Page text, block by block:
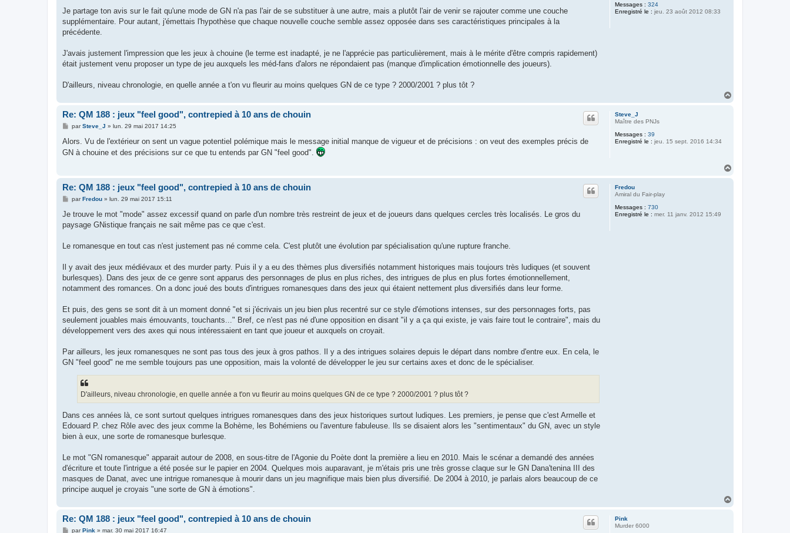
Messages : 324
Enregistré le : jeu. 23 août 2012 08:33
s
a
g
Je partage ton avis sur le fait qu'une mode de GN n'a pas l'air de se substituer à une autre, mais a plutôt l'air de venir se rajouter comme une couche
supplémentaire. Pour autant, j'émettais l'hypothèse que chaque nouvelle couche semble assez opposée dans ses caractéristiques principales à la
précédente.
J'avais justement l'impression que les jeux à chouine (le terme est inadapté, je ne l'apprécie pas particulièrement, mais à le mérite d'être compris rapidement)
était justement venu proposer un type de jeu auxquels les méd-fans d'alors ne répondaient pas (manque d'implication émotionnelle des joueurs).
D'ailleurs, niveau chronologie, en quelle année a t'on vu fleurir au moins quelques GN de ce type ? 2000/2001 ? plus tôt ?
Steve_J
Maître des PNJs
Messages : 39
Enregistré le : jeu. 15 sept. 2016 14:34
Re: QM 188 : jeux "feel good", contrepied à 10 ans de chouin
M
s
a
parSteve_J » lun. 29 mai 2017 14:25
Alors. Vu de l'extérieur on sent un vague potentiel polémique mais le message initial manque de vigueur et de précisions : on veut des exemples précis de
GN à chouine et des précisions sur ce que tu entends par GN "feel good".
Fredou
Amiral du Fair-play
Messages : 730
Enregistré le : mer. 11 janv. 2012 15:49
Re: QM 188 : jeux "feel good", contrepied à 10 ans de chouin
M
s
a
parFredou» lun. 29 mai 2017 15:11
Je trouve le mot "mode" assez excessif quand on parle d'un nombre très restreint de jeux et de joueurs dans quelques cercles très localisés. Le gros du
paysage GNistique français ne sait même pas ce que c'est.
Le romanesque en tout cas n'est justement pas né comme cela. C'est plutôt une évolution par spécialisation qu'une rupture franche.
Il y avait des jeux médiévaux et des murder party. Puis il y a eu des thèmes plus diversifiés notamment historiques mais toujours très ludiques (et souvent
burlesques). Dans des jeux de ce genre sont apparus des personnages de plus en plus riches, des intrigues de plus en plus fortes émotionnellement,
notamment des romances. On a donc joué des bouts d'intrigues romanesques dans des jeux qui étaient nettement plus diversifiés dans leur forme.
Et puis, des gens se sont dit à un moment donné "et si j'écrivais un jeu bien plus recentré sur ce style d'émotions intenses, sur des personnages forts, pas
seulement jouables mais émouvants, touchants..." Bref, ce n'est pas né d'une opposition en disant "il y a ça qui existe, je vais faire tout le contraire", mais du
développement vers des axes qui nous intéressaient en tant que joueur et auxquels on croyait.
Par ailleurs, les jeux romanesques ne sont pas tous des jeux à gros pathos. Il y a des intrigues solaires depuis le départ dans nombre d'entre eux. En cela, le
GN "feel good" ne me semble toujours pas une opposition, mais la volonté de développer le jeu sur certains axes et donc de le spécialiser.
D'ailleurs, niveau chronologie, en quelle année a t'on vu fleurir au moins quelques GN de ce type ? 2000/2001 ? plus tôt ?
Dans ces années là, ce sont surtout quelques intrigues romanesques dans des jeux historiques surtout ludiques. Les premiers, je pense que c'est Armelle et
Edouard P. chez Rôle avec des jeux comme la Bohème, les Bohémiens ou l'aventure fabuleuse. Ils se disaient alors les "sentimentaux" du GN, avec un style
bien à eux, une sorte de romanesque burlesque.
Le mot "GN romanesque" apparait autour de 2008, en sous-titre de l'Agonie du Poète dont la première a lieu en 2010. Mais le scénar a demandé des années
d'écriture et toute l'intrigue a été posée sur le papier en 2004. Quelques mois auparavant, je m'étais pris une très grosse claque sur le GN Dana'tenina III des
masques de Danat, avec une intrigue romanesque à mourir dans un jeu magnifique mais bien plus diversifié. De 2004 à 2010, je parlais alors beaucoup de ce
principe auquel je croyais "une sorte de GN à émotions".
Pink
Murder 6000
Re: QM 188 : jeux "feel good", contrepied à 10 ans de chouin
MparPink » mar. 30 mai 2017 16:47